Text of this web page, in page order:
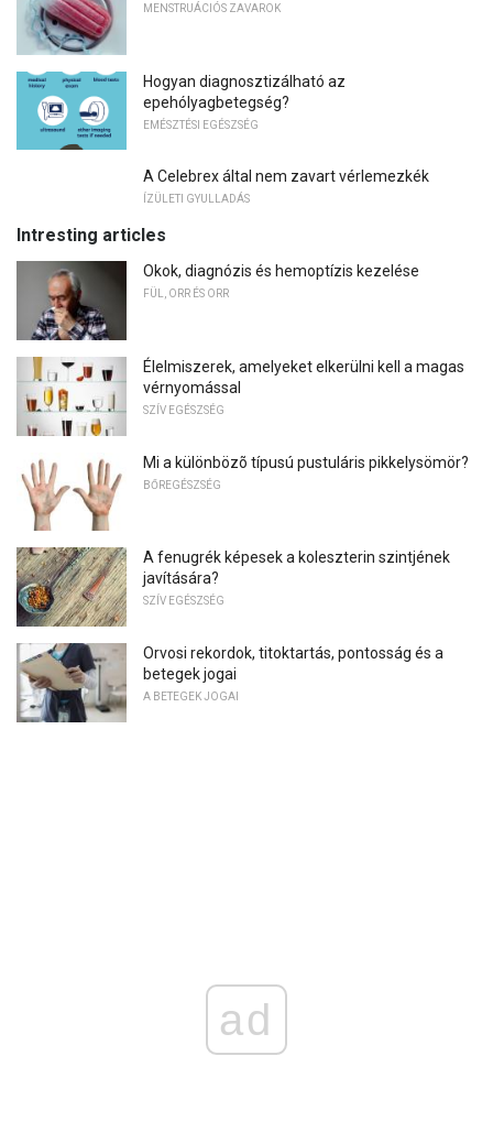
MENSTRUÁCIÓS ZAVAROK
Hogyan diagnosztizálható az
epehólyagbetegség?
EMÉSZTÉSI EGÉSZSÉG
A Celebrex által nem zavart vérlemezkék
ÍZÜLETI GYULLADÁS
Intresting articles
Okok, diagnózis és hemoptízis kezelése
FÜL, ORR ÉS ORR
Élelmiszerek, amelyeket elkerülni kell a magas
vérnyomással
SZÍV EGÉSZSÉG
Mi a különbözõ típusú pustuláris pikkelysömör?
BŐREGÉSZSÉG
A fenugrék képesek a koleszterin szintjének
javítására?
SZÍV EGÉSZSÉG
Orvosi rekordok, titoktartás, pontosság és a
betegek jogai
A BETEGEK JOGAI
ad